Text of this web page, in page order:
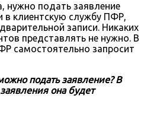
нужно подать заявление
в клиентскую службу ПФР,
записи. Никаких
представлять не нужно. В
самостоятельно запросит
подать заявление? В
она будет